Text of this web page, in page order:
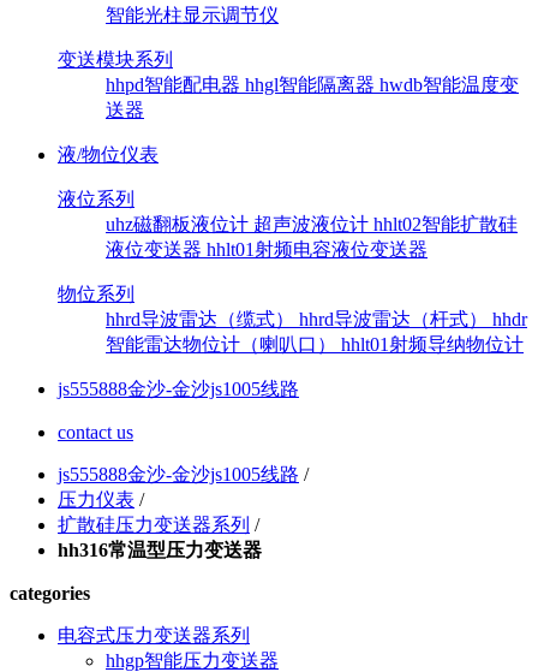
智能光柱显示调节仪
变送模块系列
hhpd智能配电器 hhgl智能隔离器 hwdb智能温度变
送器
液/物位仪表
液位系列
uhz磁翻板液位计 超声波液位计 hhlt02智能扩散硅
液位变送器 hhlt01射频电容液位变送器
物位系列
hhrd导波雷达（缆式） hhrd导波雷达（杆式） hhdr
智能雷达物位计（喇叭口） hhlt01射频导纳物位计
js555888金沙-金沙js1005线路
contact us
js555888金沙-金沙js1005线路 /
压力仪表 /
扩散硅压力变送器系列 /
hh316常温型压力变送器
categories
电容式压力变送器系列
hhgp智能压力变送器